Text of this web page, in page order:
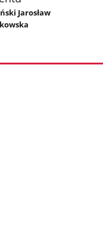
Jarosław